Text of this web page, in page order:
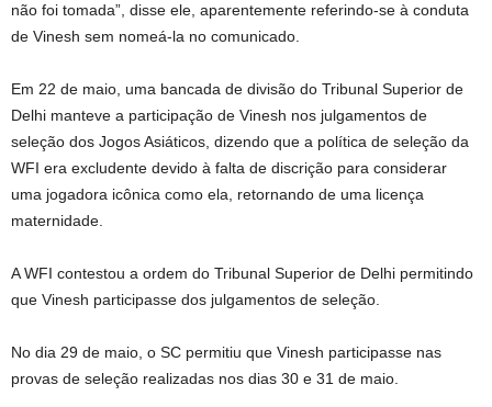
não foi tomada”, disse ele, aparentemente referindo-se à conduta
de Vinesh sem nomeá-la no comunicado.
Em 22 de maio, uma bancada de divisão do Tribunal Superior de
Delhi manteve a participação de Vinesh nos julgamentos de
seleção dos Jogos Asiáticos, dizendo que a política de seleção da
WFI era excludente devido à falta de discrição para considerar
uma jogadora icônica como ela, retornando de uma licença
maternidade.
A WFI contestou a ordem do Tribunal Superior de Delhi permitindo
que Vinesh participasse dos julgamentos de seleção.
No dia 29 de maio, o SC permitiu que Vinesh participasse nas
provas de seleção realizadas nos dias 30 e 31 de maio.